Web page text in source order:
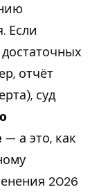
Если
отчёт
суд
— а это, как
2026